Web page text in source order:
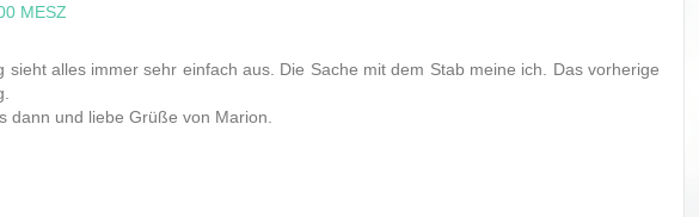
MESZ
alles immer sehr einfach aus. Die Sache mit dem Stab meine ich. Das vorherige
dann und liebe Grüße von Marion.